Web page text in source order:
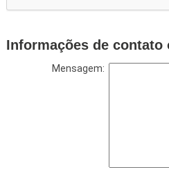
Informações de contato
Mensagem: